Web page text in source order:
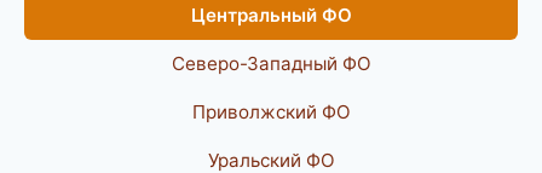
Центральный ФО
Северо-Западный ФО
Приволжский ФО
Уральский ФО